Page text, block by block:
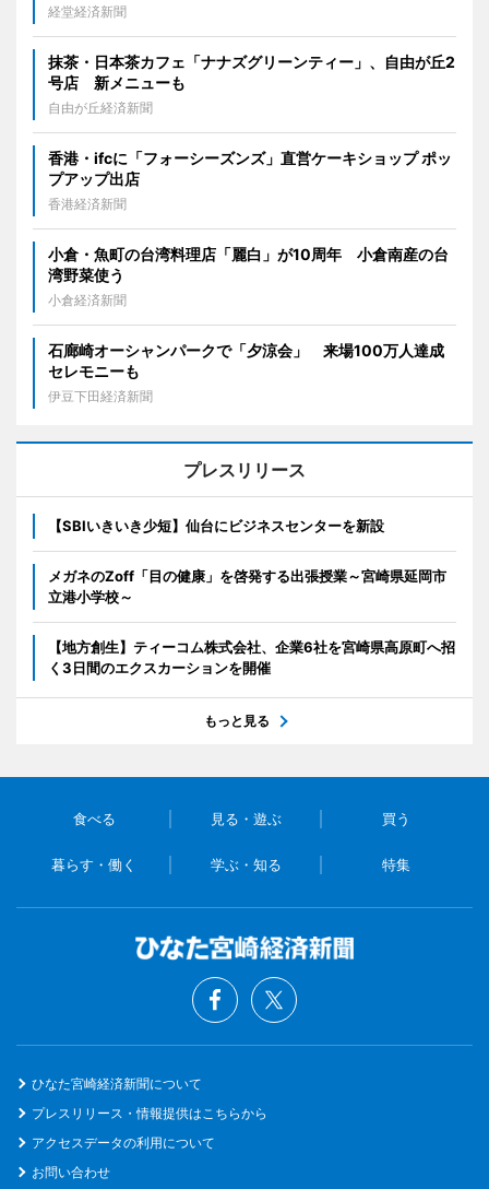
経堂経済新聞
抹茶・日本茶カフェ「ナナズグリーンティー」、自由が丘2
号店 新メニューも
自由が丘経済新聞
香港・ifcに「フォーシーズンズ」直営ケーキショップ ポッ
プアップ出店
香港経済新聞
小倉・魚町の台湾料理店「麗白」が10周年 小倉南産の台
湾野菜使う
小倉経済新聞
石廊崎オーシャンパークで「夕涼会」 来場100万人達成
セレモニーも
伊豆下田経済新聞
プレスリリース
【SBIいきいき少短】仙台にビジネスセンターを新設
メガネのZoff「目の健康」を啓発する出張授業～宮崎県延岡市
立港小学校～
【地方創生】ティーコム株式会社、企業6社を宮崎県高原町へ招
く3日間のエクスカーションを開催
もっと見る
食べる 見る・遊ぶ 買う
暮らす・働く 学ぶ・知る 特集
ひなた宮崎経済新聞について
プレスリリース・情報提供はこちらから
アクセスデータの利用について
お問い合わせ